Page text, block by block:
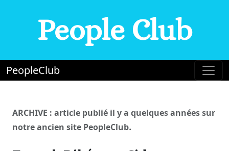
People Club
PeopleClub
ARCHIVE : article publié il y a quelques années sur
notre ancien site PeopleClub.